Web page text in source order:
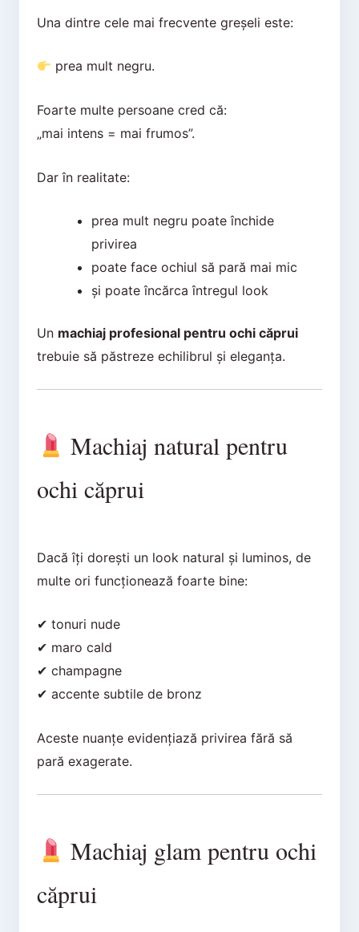
Una dintre cele mai frecvente greșeli este:
prea mult negru.
Foarte multe persoane cred că:
„mai intens = mai frumos”.
Dar în realitate:
prea mult negru poate închide
privirea
poate face ochiul să pară mai mic
și poate încărca întregul look
Un machiaj profesional pentru ochi căprui
trebuie să păstreze echilibrul și eleganța.
Machiaj natural pentru
ochi căprui
Dacă îți dorești un look natural și luminos, de
multe ori funcționează foarte bine:
✔ tonuri nude
✔ maro cald
✔ champagne
✔ accente subtile de bronz
Aceste nuanțe evidențiază privirea fără să
pară exagerate.
Machiaj glam pentru ochi
căprui